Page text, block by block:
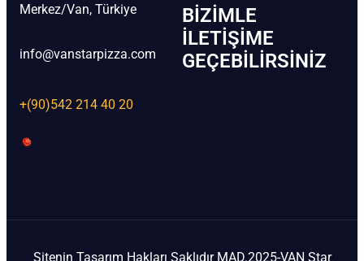
Merkez/Van, Türkiye
info@vanstarpizza.com
+(90)542 214 40 20
BIZIMLE
İLETIŞIME
GEÇEBILIRSINIZ
Sitenin Tasarım Hakları Saklıdır MAD.2025-VAN Star